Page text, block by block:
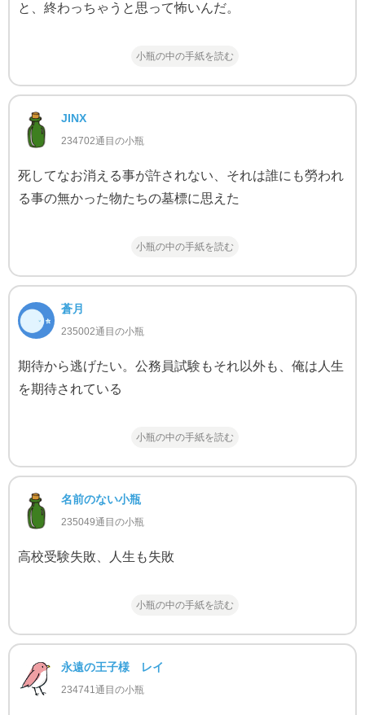
と、終わっちゃうと思って怖いんだ。
小瓶の中の手紙を読む
JINX
234702通目の小瓶
死してなお消える事が許されない、それは誰にも勞われ
る事の無かった物たちの墓標に思えた
小瓶の中の手紙を読む
蒼月
235002通目の小瓶
期待から逃げたい。公務員試験もそれ以外も、俺は人生
を期待されている
小瓶の中の手紙を読む
名前のない小瓶
235049通目の小瓶
高校受験失敗、人生も失敗
小瓶の中の手紙を読む
永遠の王子様 レイ
234741通目の小瓶